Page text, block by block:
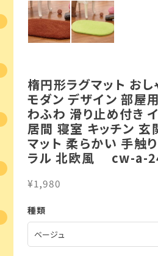
楕円形ラグマット おし
モダン デザイン 部屋
わふわ 滑り止め付き
居間 寝室 キッチン 玄
マット 柔らかい 手触
ラル 北欧風 cw-a-
¥1,980
種類